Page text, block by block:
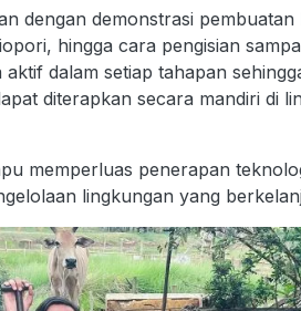
dengan demonstrasi
hingga cara pengisian
dalam setiap tahapan
diterapkan secara mandiri di
memperluas penerapan
lingkungan yang